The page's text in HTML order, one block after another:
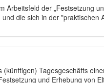
Arbeitsfeld der „Festsetzung
die sich in der "praktischen
Tagesgeschäfts
und Erhebung von